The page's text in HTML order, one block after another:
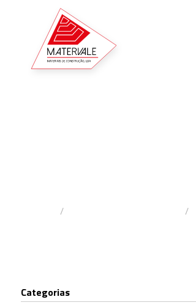
Categorias